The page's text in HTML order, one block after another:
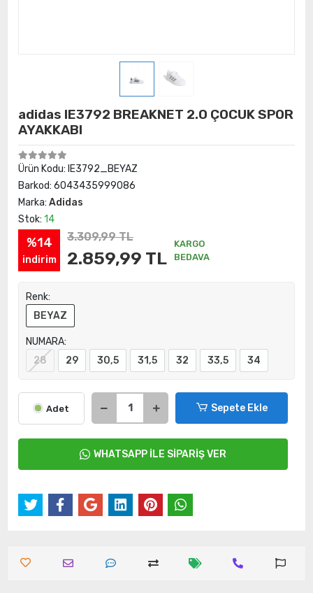
adidas IE3792 BREAKNET 2.0 ÇOCUK SPOR
AYAKKABI
Ürün Kodu: IE3792_BEYAZ
Barkod: 6043435999086
Marka: Adidas
Stok: 14
%14
indirim
3.309,99 TL
2.859,99 TL
KARGO
BEDAVA
Renk:
BEYAZ
NUMARA:
28
29 30,5 31,5 32 33,5 34
Adet Sepete Ekle
WHATSAPP İLE SİPARİŞ VER